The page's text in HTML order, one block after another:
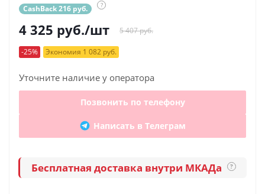
CashBack 216 руб. ?
4 325 руб./шт 5 407 руб.
-25% Экономия 1 082 руб.
Уточните наличие у оператора
Позвонить по телефону
Написать в Телеграм
Бесплатная доставка внутри МКАДа ?